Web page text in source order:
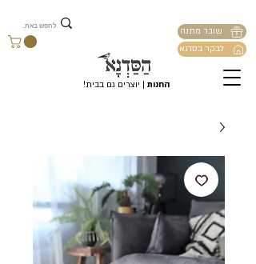
החנות | יוצרים גם בבית!
שובר מתנה
לבקר בסדנא